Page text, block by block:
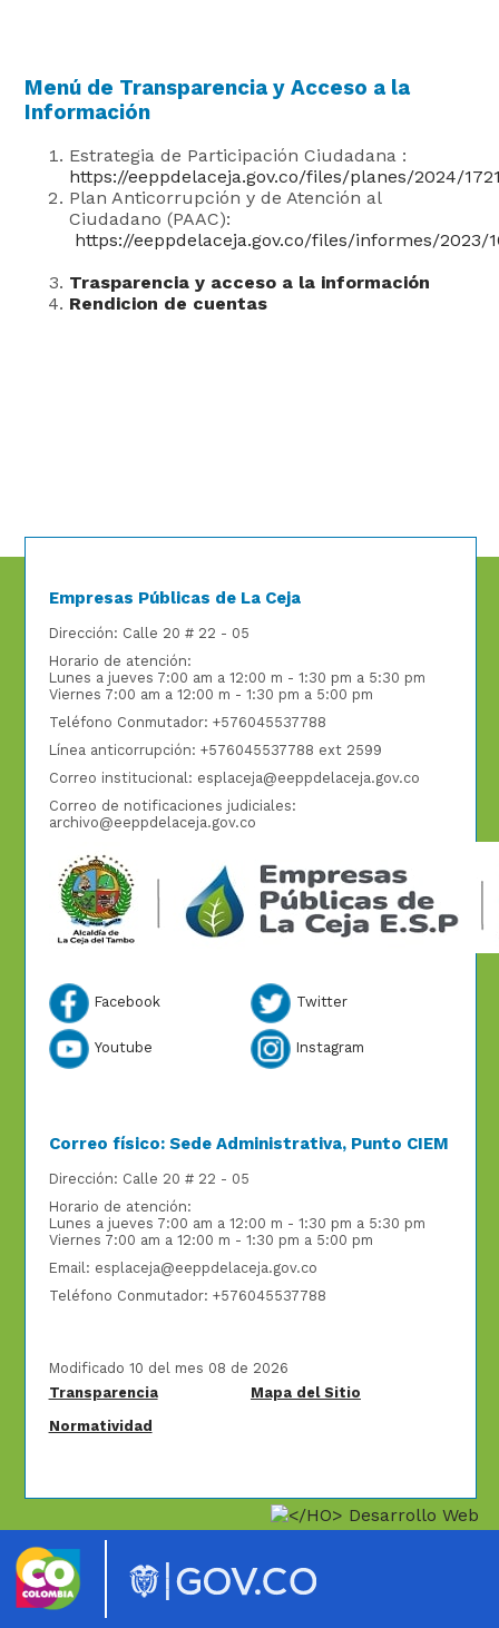
Menú de Transparencia y Acceso a la
Información
Estrategia de Participación Ciudadana :
https://eeppdelaceja.gov.co/files/planes/2024/
Plan Anticorrupción y de Atención al
Ciudadano (PAAC):
https://eeppdelaceja.gov.co/files/informes/2023/
Trasparencia y acceso a la información
Rendicion de cuentas
Empresas Públicas de La Ceja
Dirección: Calle 20 # 22 - 05
Horario de atención:
Lunes a jueves 7:00 am a 12:00 m - 1:30 pm a 5:30 pm
Viernes 7:00 am a 12:00 m - 1:30 pm a 5:00 pm
Teléfono Conmutador: +576045537788
Línea anticorrupción: +576045537788 ext 2599
Correo institucional: esplaceja@eeppdelaceja.gov.co
Correo de notificaciones judiciales:
archivo@eeppdelaceja.gov.co
Facebook Twitter
Youtube Instagram
Correo físico: Sede Administrativa, Punto CIEM
Dirección: Calle 20 # 22 - 05
Horario de atención:
Lunes a jueves 7:00 am a 12:00 m - 1:30 pm a 5:30 pm
Viernes 7:00 am a 12:00 m - 1:30 pm a 5:00 pm
Email: esplaceja@eeppdelaceja.gov.co
Teléfono Conmutador: +576045537788
Modificado 10 del mes 08 de 2026
Transparencia
Mapa del Sitio
Normatividad